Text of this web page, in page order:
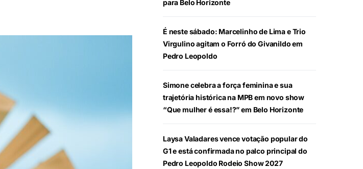
para Belo Horizonte
É neste sábado: Marcelinho de Lima e Trio
Virgulino agitam o Forró do Givanildo em
Pedro Leopoldo
Simone celebra a força feminina e sua
trajetória histórica na MPB em novo show
“Que mulher é essa!?” em Belo Horizonte
Laysa Valadares vence votação popular do
G1 e está confirmada no palco principal do
Pedro Leopoldo Rodeio Show 2027